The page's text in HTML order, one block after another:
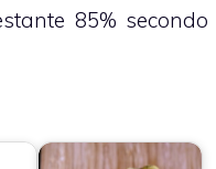
85% secondo